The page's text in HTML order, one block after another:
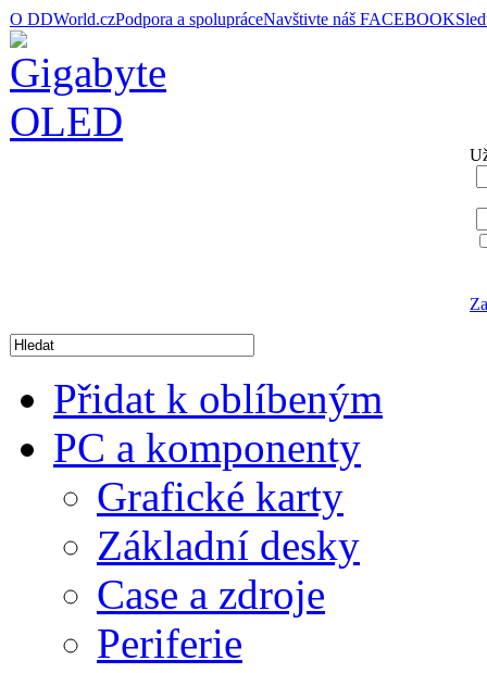
O DDWorld.czPodpora a spolupráceNavštivte náš FACEBOOK
Přidat k oblíbeným
PC a komponenty
Grafické karty
Základní desky
Case a zdroje
Periferie